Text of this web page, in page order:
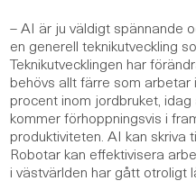
– AI är ju väldigt spännande
en generell teknikutveckling
Teknikutvecklingen har
behövs allt färre som
procent inom jordbruket,
kommer förhoppningsvis i
produktiviteten. AI kan skriva
Robotar kan effektivisera
i västvärlden har gått otroligt